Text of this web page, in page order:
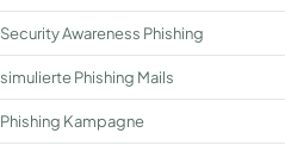
Security Awareness Phishing
simulierte Phishing Mails
Phishing Kampagne